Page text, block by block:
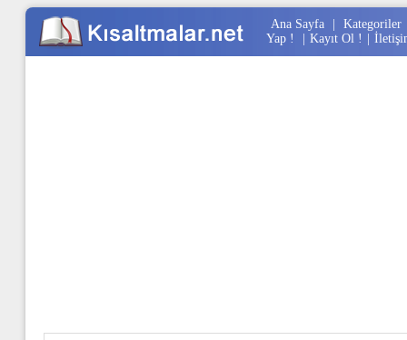
Ana Sayfa Kategoriler
Yap !
Kayıt Ol !